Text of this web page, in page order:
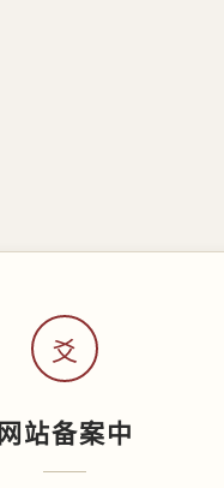
爻
网站备案中